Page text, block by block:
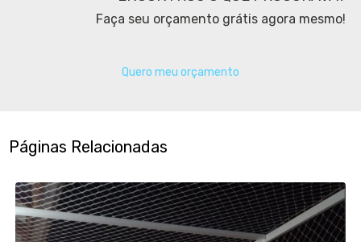
Faça seu orçamento grátis agora mesmo!
Quero meu orçamento
Páginas Relacionadas